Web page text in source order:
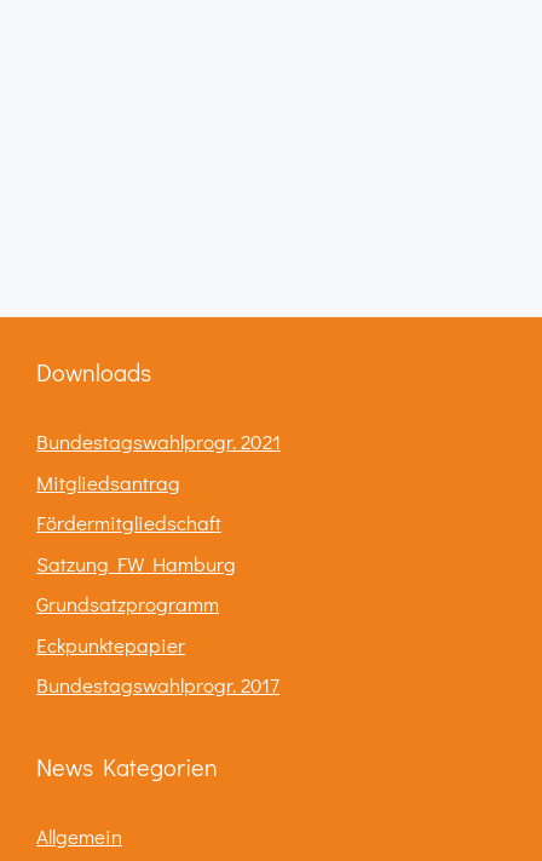
Downloads
Bundestagswahlprogr. 2021
Mitgliedsantrag
Fördermitgliedschaft
Satzung FW Hamburg
Grundsatzprogramm
Eckpunktepapier
Bundestagswahlprogr. 2017
News Kategorien
Allgemein